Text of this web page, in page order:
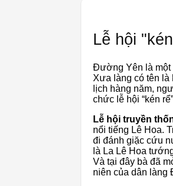
Lễ hội
Đường Yên là một
Xưa làng có tên là
lịch hàng năm,
chức lễ hội “kén
Lễ hội truyền
nổi tiếng Lê Hoa.
đi đánh giặc cứu
là La Lê Hoa
Và tại đây bà đã
niên của dân làng